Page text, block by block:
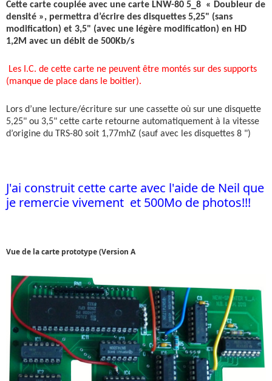
Cette carte couplée avec une carte LNW-80 5_8 « Doubleur de
densité », permettra d’écrire des disquettes 5,25" (sans
modification) et 3,5" (avec une légère modification) en HD
1,2M avec un débit de 500Kb/s
Les I.C. de cette carte ne peuvent être montés sur des supports
(manque de place dans le boitier).
Lors d’une lecture/écriture sur une cassette où sur une disquette
5,25" ou 3,5" cette carte retourne automatiquement à la vitesse
d’origine du TRS-80 soit 1,77mhZ (sauf avec les disquettes 8 ")
J'ai construit cette carte avec l'aide de Neil que
je remercie vivement et 500Mo de photos!!!
Vue de la carte prototype (Version A